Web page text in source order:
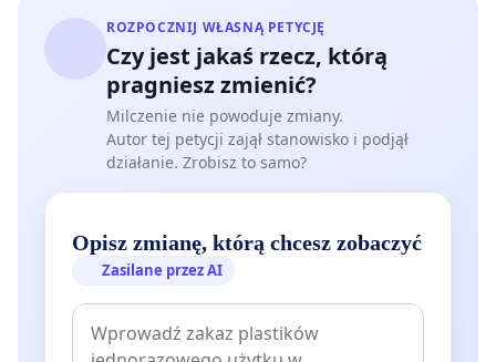
ROZPOCZNIJ WŁASNĄ PETYCJĘ
Czy jest jakaś rzecz, którą
pragniesz zmienić?
Milczenie nie powoduje zmiany.
Autor tej petycji zajął stanowisko i podjął
działanie. Zrobisz to samo?
Opisz zmianę, którą chcesz zobaczyć
Zasilane przez AI